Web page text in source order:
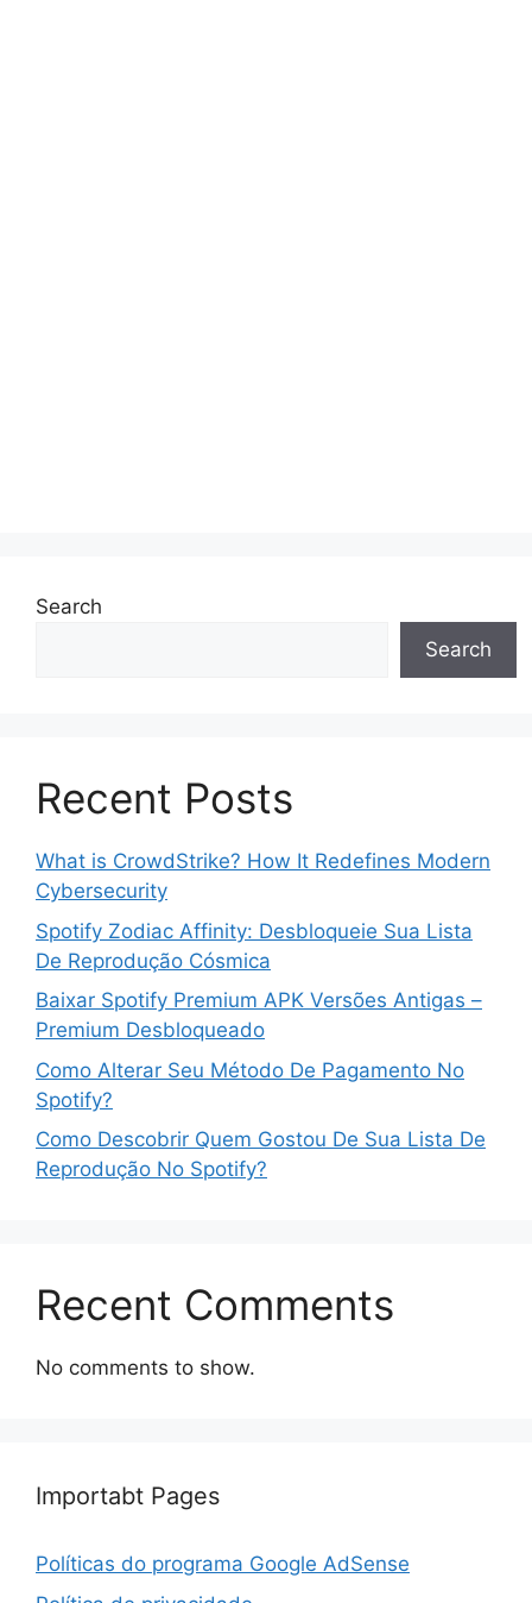
Search
Search
Recent Posts
What is CrowdStrike? How It Redefines Modern
Cybersecurity
Spotify Zodiac Affinity: Desbloqueie Sua Lista
De Reprodução Cósmica
Baixar Spotify Premium APK Versões Antigas –
Premium Desbloqueado
Como Alterar Seu Método De Pagamento No
Spotify?
Como Descobrir Quem Gostou De Sua Lista De
Reprodução No Spotify?
Recent Comments
No comments to show.
Importabt Pages
Políticas do programa Google AdSense